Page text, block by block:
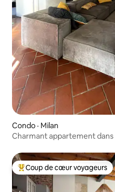
Condo · Milan
Charmant appartement dans
Coup de cœur voyageurs
Coup de cœur voyageurs